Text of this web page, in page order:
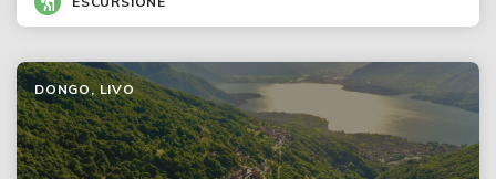
DONGO, LIVO